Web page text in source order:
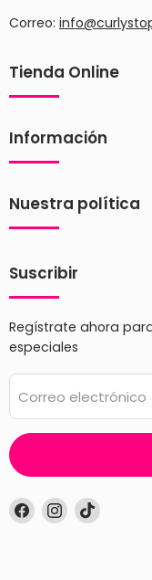
Correo:
Tienda Online
Información
Nuestra política
Suscribir
Regístrate ahora
especiales
Correo electrónico
Encuéntrenos
en
Encuéntrenos
en